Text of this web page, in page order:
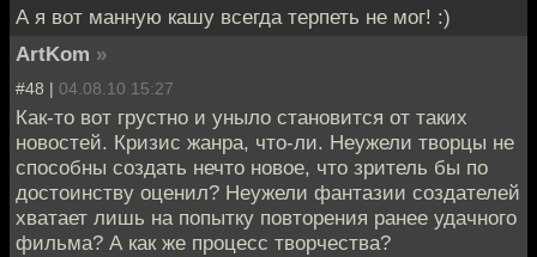
А я вот манную кашу всегда терпеть не мог! :)
ArtKom »
#48 | 04.08.10 15:27
Как-то вот грустно и уныло становится от таких
новостей. Кризис жанра, что-ли. Неужели творцы не
способны создать нечто новое, что зритель бы по
достоинству оценил? Неужели фантазии создателей
хватает лишь на попытку повторения ранее удачного
фильма? А как же процесс творчества?